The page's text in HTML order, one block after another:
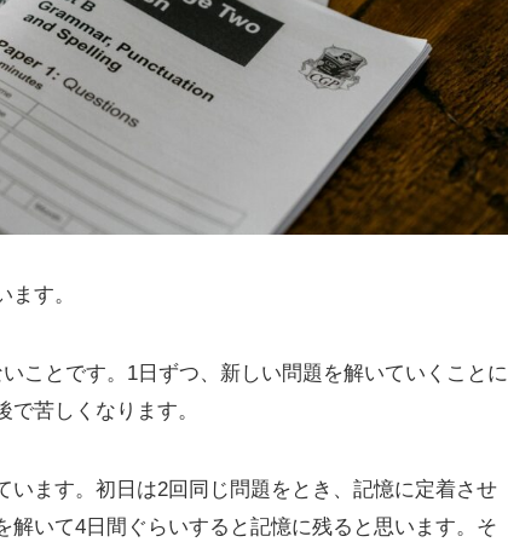
す。
ことです。1日ずつ、新しい問題を解いていくことに
苦しくなります。
ます。初日は2回同じ問題をとき、記憶に定着させ
解いて4日間ぐらいすると記憶に残ると思います。そ